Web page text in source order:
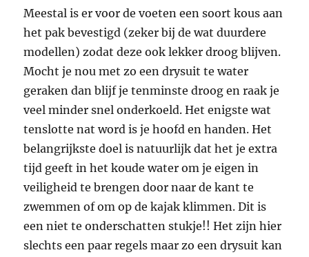
Meestal is er voor de voeten een soort kous aan
het pak bevestigd (zeker bij de wat duurdere
modellen) zodat deze ook lekker droog blijven.
Mocht je nou met zo een drysuit te water
geraken dan blijf je tenminste droog en raak je
veel minder snel onderkoeld. Het enigste wat
tenslotte nat word is je hoofd en handen. Het
belangrijkste doel is natuurlijk dat het je extra
tijd geeft in het koude water om je eigen in
veiligheid te brengen door naar de kant te
zwemmen of om op de kajak klimmen. Dit is
een niet te onderschatten stukje!! Het zijn hier
slechts een paar regels maar zo een drysuit kan